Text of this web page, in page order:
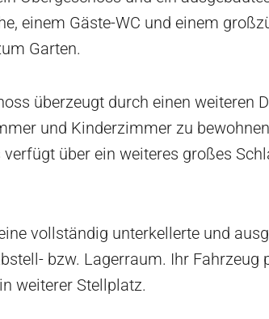
einem Gäste-WC und einem
Garten.
überzeugt durch einen weiteren
und Kinderzimmer zu
verfügt über ein weiteres großes
vollständig unterkellerte und
bzw. Lagerraum. Ihr
weiterer Stellplatz.